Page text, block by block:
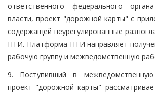
ответственного федерального
власти, проект "дорожной карты" с
содержащей неурегулированные
НТИ. Платформа НТИ направляет
рабочую группу и межведомственную
9. Поступивший в
проект "дорожной карты"